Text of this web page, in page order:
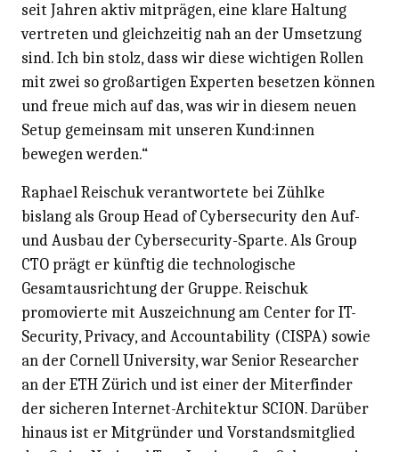
seit Jahren aktiv mitprägen, eine klare Haltung
vertreten und gleichzeitig nah an der Umsetzung
sind. Ich bin stolz, dass wir diese wichtigen Rollen
mit zwei so großartigen Experten besetzen können
und freue mich auf das, was wir in diesem neuen
Setup gemeinsam mit unseren Kund:innen
bewegen werden.“
Raphael Reischuk verantwortete bei Zühlke
bislang als Group Head of Cybersecurity den Auf-
und Ausbau der Cybersecurity-Sparte. Als Group
CTO prägt er künftig die technologische
Gesamtausrichtung der Gruppe. Reischuk
promovierte mit Auszeichnung am Center for IT-
Security, Privacy, and Accountability (CISPA) sowie
an der Cornell University, war Senior Researcher
an der ETH Zürich und ist einer der Miterfinder
der sicheren Internet-Architektur SCION. Darüber
hinaus ist er Mitgründer und Vorstandsmitglied